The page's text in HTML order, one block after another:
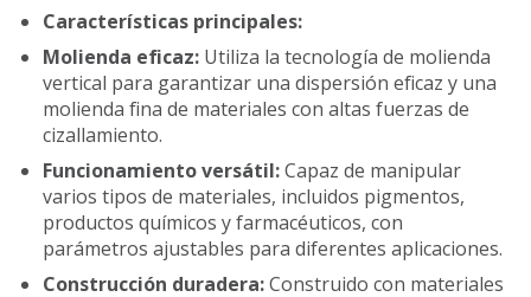
Características principales:
Molienda eficaz: Utiliza la tecnología de molienda
vertical para garantizar una dispersión eficaz y una
molienda fina de materiales con altas fuerzas de
cizallamiento.
Funcionamiento versátil:Capaz de manipular
varios tipos de materiales, incluidos pigmentos,
productos químicos y farmacéuticos, con
parámetros ajustables para diferentes aplicaciones.
Construcción duradera:Construido con materiales